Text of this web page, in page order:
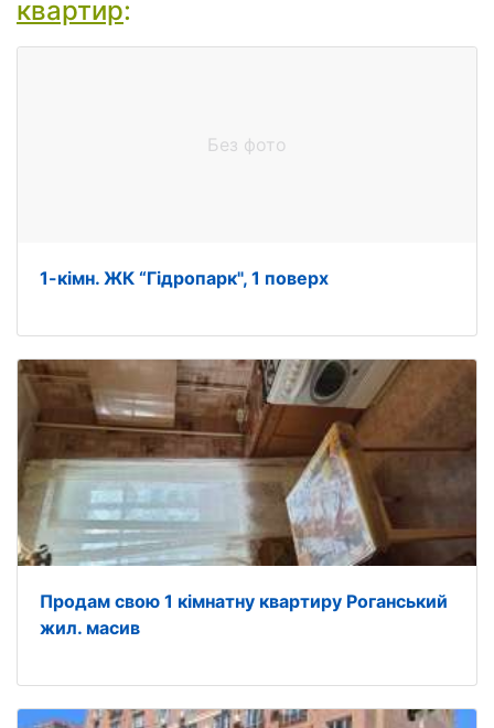
квартир:
Без фото
1-кімн. ЖК “Гідропарк", 1 поверх
Продам свою 1 кімнатну квартиру Роганський
жил. масив